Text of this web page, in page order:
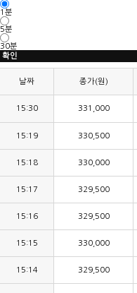
1분
5분
30분
확인
날짜 종가(원)
15:30 331,000
15:19 330,500
15:18 330,000
15:17 329,500
15:16 329,500
15:15 330,000
15:14 329,500